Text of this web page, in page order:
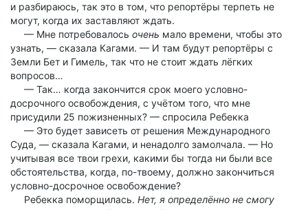
и разбираюсь, так это в том, что репортёры терпеть не
могут, когда их заставляют ждать.
— Мне потребовалось очень мало времени, чтобы это
узнать, — сказала Кагами. — И там будут репортёры с
Земли Бет и Гимель, так что не стоит ждать лёгких
вопросов…
— Так… когда закончится срок моего условно-
досрочного освобождения, с учётом того, что мне
присудили 25 пожизненных? — спросила Ребекка
— Это будет зависеть от решения Международного
Суда, — сказала Кагами, и ненадолго замолчала. — Но
учитывая все твои грехи, какими бы тогда ни были все
обстоятельства, когда, по-твоему, должно закончиться
условно-досрочное освобождение?
Ребекка поморщилась. Нет, я определённо не смогу